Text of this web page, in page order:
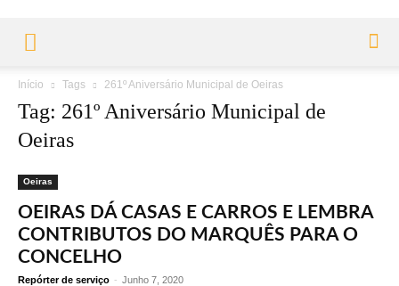
Início Tags 261º Aniversário Municipal de Oeiras
Tag: 261º Aniversário Municipal de
Oeiras
Oeiras
OEIRAS DÁ CASAS E CARROS E LEMBRA
CONTRIBUTOS DO MARQUÊS PARA O
CONCELHO
Repórter de serviço - Junho 7, 2020